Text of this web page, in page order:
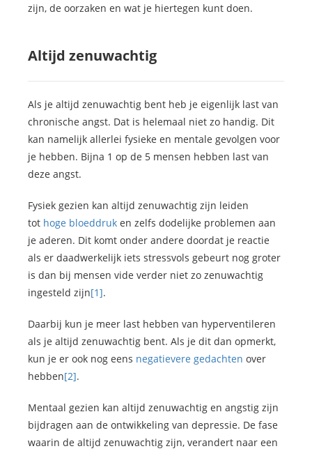
zijn, de oorzaken en wat je hiertegen kunt doen.
Altijd zenuwachtig
Als je altijd zenuwachtig bent heb je eigenlijk last van
chronische angst. Dat is helemaal niet zo handig. Dit
kan namelijk allerlei fysieke en mentale gevolgen voor
je hebben. Bijna 1 op de 5 mensen hebben last van
deze angst.
Fysiek gezien kan altijd zenuwachtig zijn leiden
tot hoge bloeddruk en zelfs dodelijke problemen aan
je aderen. Dit komt onder andere doordat je reactie
als er daadwerkelijk iets stressvols gebeurt nog groter
is dan bij mensen vide verder niet zo zenuwachtig
ingesteld zijn[1].
Daarbij kun je meer last hebben van hyperventileren
als je altijd zenuwachtig bent. Als je dit dan opmerkt,
kun je er ook nog eens negatievere gedachten over
hebben[2].
Mentaal gezien kan altijd zenuwachtig en angstig zijn
bijdragen aan de ontwikkeling van depressie. De fase
waarin de altijd zenuwachtig zijn, verandert naar een